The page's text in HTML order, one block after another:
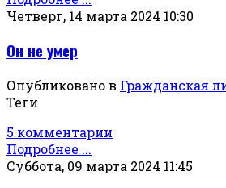
Четверг, 14 марта 2024 10:30
Он не умер
Опубликовано в Гражданская
Теги
5 комментарии
Подробнее ...
Суббота, 09 марта 2024 11:45